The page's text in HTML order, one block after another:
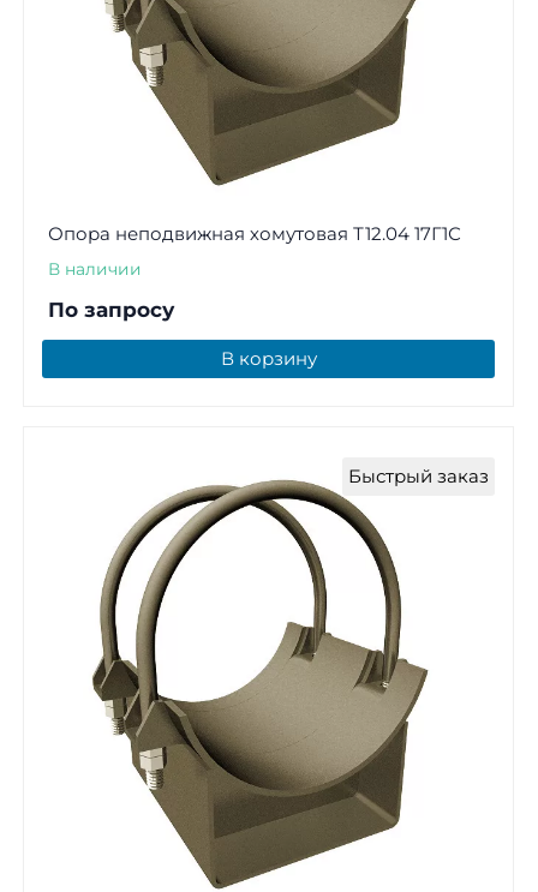
Опора неподвижная хомутовая Т12.04 17Г1С
В наличии
По запросу
В корзину
Быстрый заказ